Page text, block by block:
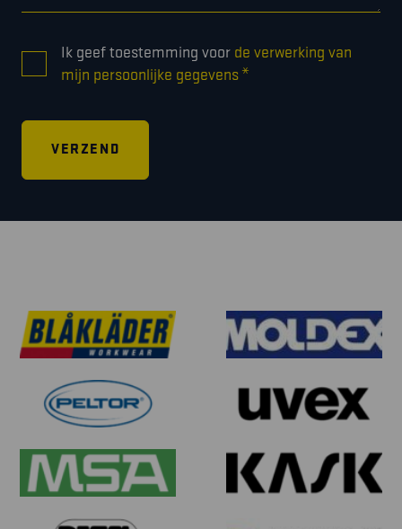
* Ik geef toestemming voor de verwerking van
mijn persoonlijke gegevens*